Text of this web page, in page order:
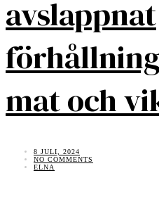
avslappnat
mat och
8 JULI, 2024
NO COMMENTS
ELNA